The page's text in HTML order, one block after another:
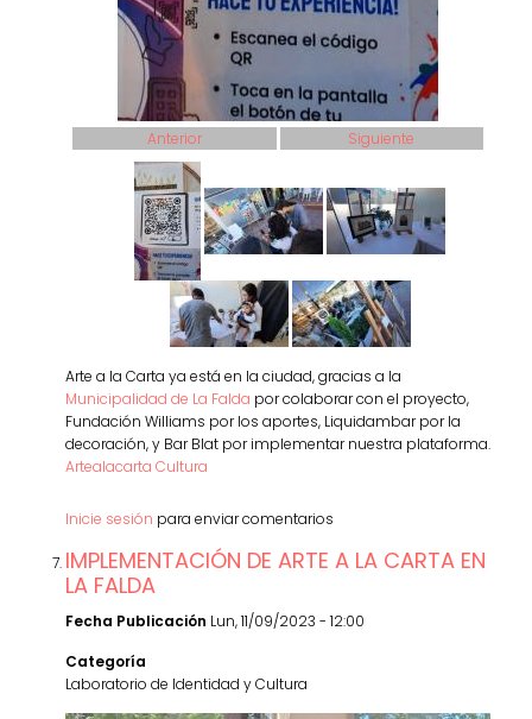
Anterior Siguiente
Arte a la Carta ya está en la ciudad, gracias a la
Municipalidad de La Falda por colaborar con el proyecto,
Fundación Williams por los aportes, Liquidambar por la
decoración, y Bar Blat por implementar nuestra plataforma.
Artealacarta Cultura
Inicie sesión para enviar comentarios
IMPLEMENTACIÓN DE ARTE A LA CARTA EN
LA FALDA
Fecha Publicación Lun, 11/09/2023 - 12:00
Categoría
Laboratorio de Identidad y Cultura